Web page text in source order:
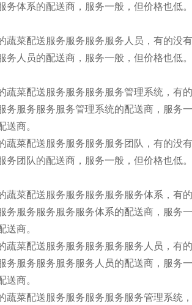
务体系的配送商，服务一般，但价格也
蔬菜配送服务服务服务服务人员，有的
务人员的配送商，服务一般，但价格也
蔬菜配送服务服务服务服务管理系统，
务服务服务服务管理系统的配送商，服
送商。
蔬菜配送服务服务服务服务团队，有的
务团队的配送商，服务一般，但价格也
蔬菜配送服务服务服务服务服务体系，
务服务服务服务服务体系的配送商，服
送商。
蔬菜配送服务服务服务服务服务人员，
务服务服务服务服务人员的配送商，服
送商。
蔬菜配送服务服务服务服务服务管理系